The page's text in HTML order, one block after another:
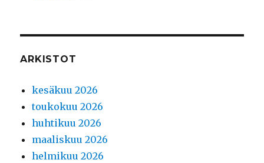
ARKISTOT
kesäkuu 2026
toukokuu 2026
huhtikuu 2026
maaliskuu 2026
helmikuu 2026